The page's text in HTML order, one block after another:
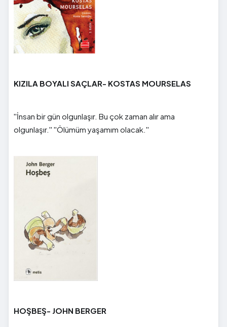
KIZILA BOYALI SAÇLAR- KOSTAS MOURSELAS
''İnsan bir gün olgunlaşır. Bu çok zaman alır ama
olgunlaşır.'' ''Ölümüm yaşamım olacak.''
HOŞBEŞ- JOHN BERGER